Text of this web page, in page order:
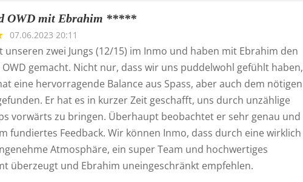
OWD mit Ebrahim *****
07.06.2023 20:11
unseren zwei Jungs (12/15) im Inmo und haben mit Ebrahim den
OWD gemacht. Nicht nur, dass wir uns puddelwohl gefühlt haben,
eine hervorragende Balance aus Spass, aber auch dem nötigen
Er hat es in kurzer Zeit geschafft, uns durch unzählige
vorwärts zu bringen. Überhaupt beobachtet er sehr genau und
fundiertes Feedback. Wir können Inmo, dass durch eine wirklich
Atmosphäre, ein super Team und hochwertiges
überzeugt und Ebrahim uneingeschränkt empfehlen.